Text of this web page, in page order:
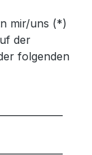
mir/uns (*)
der
folgenden